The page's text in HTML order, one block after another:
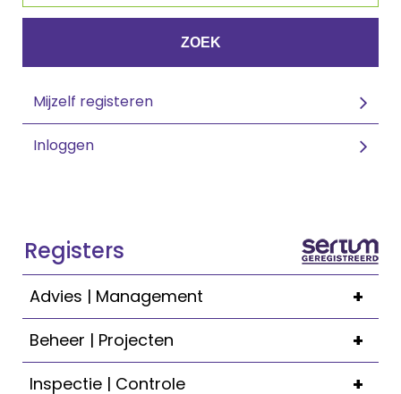
ZOEK
Mijzelf registeren
Inloggen
Registers
+
Advies | Management
+
Beheer | Projecten
+
Inspectie | Controle